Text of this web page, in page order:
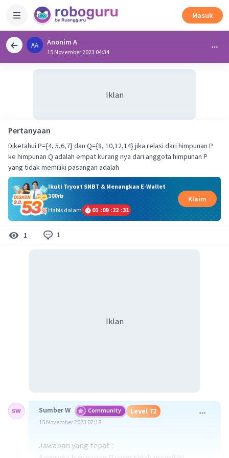
Masuk
AA Anonim A
15 November 2023 04:34
Iklan
Pertanyaan
Diketahui P={4, 5,6,7} dan Q={8, 10,12,14} jika relasi dari himpunan P
ke himpunan Q adalah empat kurang nya dari anggota himpunan P
yang tidak memiliki pasangan adalah
Ikuti Tryout SNBT & Menangkan E-Wallet
100rb
Habis dalam
01 :09 :22 :31
Klaim
1 1
Iklan
Sumber W Community Level 72
15 November 2023 07:18
Jawaban yang tepat :